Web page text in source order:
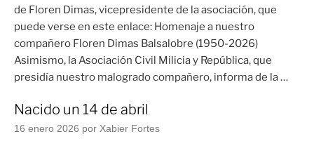
de Floren Dimas, vicepresidente de la asociación, que
puede verse en este enlace: Homenaje a nuestro
compañero Floren Dimas Balsalobre (1950-2026)
Asimismo, la Asociación Civil Milicia y República, que
presidía nuestro malogrado compañero, informa de la …
Nacido un 14 de abril
16 enero 2026 por Xabier Fortes